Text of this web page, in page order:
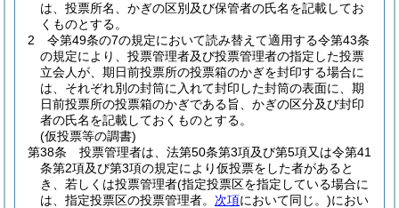
は、投票所名、かぎの区別及び保管者の氏名を記載してお
くものとする。
2
令第49条の7の規定において読み替えて適用する令第43条
の規定により、投票管理者及び投票管理者の指定した投票
立会人が、期日前投票所の投票箱のかぎを封印する場合に
は、それぞれ別の封筒に入れて封印した封筒の表面に、期
日前投票所の投票箱のかぎである旨、かぎの区分及び封印
者の氏名を記載しておくものとする。
(仮投票等の調書)
第38条
投票管理者は、法第50条第3項及び第5項又は令第41
条第2項及び第3項の規定により仮投票をした者があると
き、若しくは投票管理者(指定投票区を指定している場合に
は、指定投票区の投票管理者。 次項において同じ。)におい